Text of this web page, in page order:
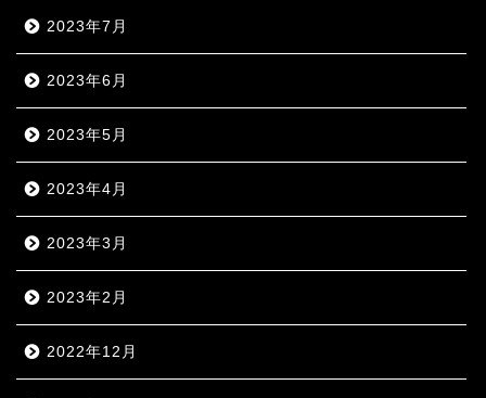
2023年7月
2023年6月
2023年5月
2023年4月
2023年3月
2023年2月
2022年12月